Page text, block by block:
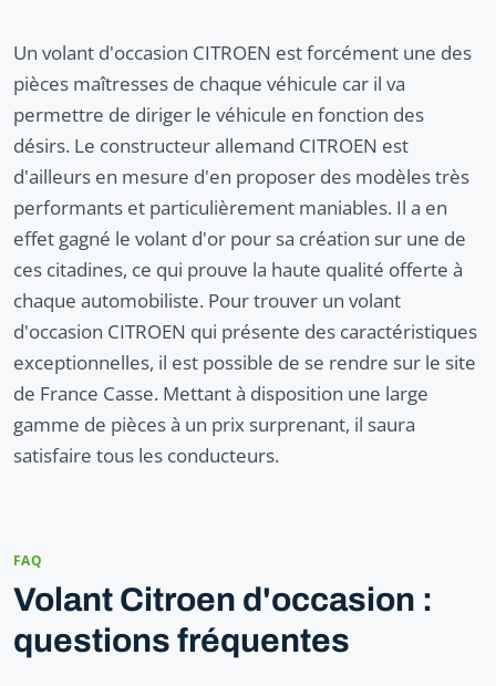
Un volant d'occasion CITROEN est forcément une des
pièces maîtresses de chaque véhicule car il va
permettre de diriger le véhicule en fonction des
désirs. Le constructeur allemand CITROEN est
d'ailleurs en mesure d'en proposer des modèles très
performants et particulièrement maniables. Il a en
effet gagné le volant d'or pour sa création sur une de
ces citadines, ce qui prouve la haute qualité offerte à
chaque automobiliste. Pour trouver un volant
d'occasion CITROEN qui présente des caractéristiques
exceptionnelles, il est possible de se rendre sur le site
de France Casse. Mettant à disposition une large
gamme de pièces à un prix surprenant, il saura
satisfaire tous les conducteurs.
FAQ
Volant Citroen d'occasion :
questions fréquentes